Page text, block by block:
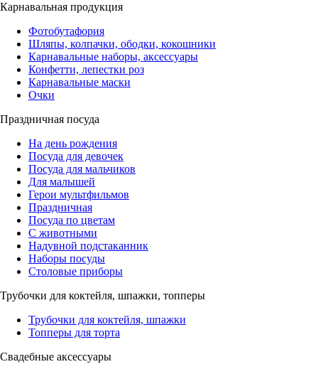
Карнавальная продукция
Фотобутафория
Шляпы, колпачки, ободки, кокошники
Карнавальные наборы, аксессуары
Конфетти, лепестки роз
Карнавальные маски
Очки
Праздничная посуда
На день рождения
Посуда для девочек
Посуда для мальчиков
Для малышей
Герои мультфильмов
Праздничная
Посуда по цветам
С животными
Надувной подстаканник
Наборы посуды
Столовые приборы
Трубочки для коктейля, шпажки, топперы
Трубочки для коктейля, шпажки
Топперы для торта
Свадебные аксессуары